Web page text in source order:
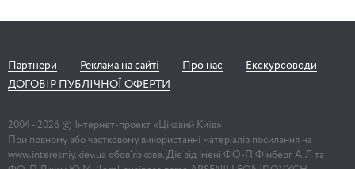
Партнери Реклама на сайті Про нас
Екскурсоводи
ДОГОВІР ПУБЛІЧНОЇ ОФЕРТИ
2004 - 2026 © Інтернет-проект «Цікавий Київ»
При повному або частковому використанні матеріалів посилання на
www.interesniy.kiev.ua обов'язкове. Діє від імені ФО-П Фінберг А.Л та